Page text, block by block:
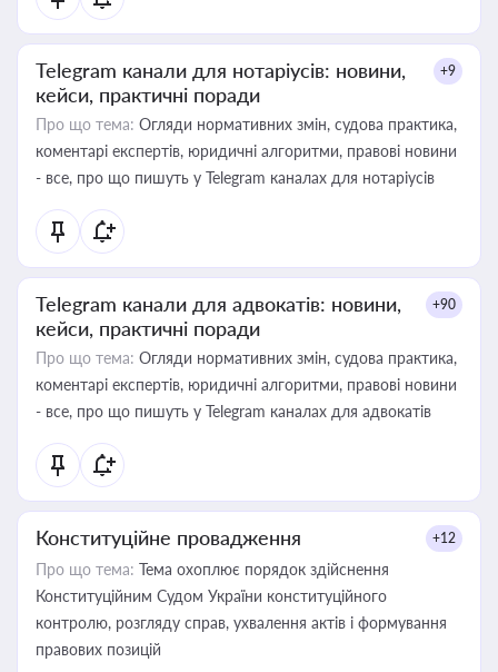
Telegram канали для нотаріусів: новини,
кейси, практичні поради
+9
Про що тема: Огляди нормативних змін, судова практика,
коментарі експертів, юридичні алгоритми, правові новини
- все, про що пишуть у Telegram каналах для нотаріусів
Telegram канали для адвокатів: новини,
кейси, практичні поради
+90
Про що тема: Огляди нормативних змін, судова практика,
коментарі експертів, юридичні алгоритми, правові новини
- все, про що пишуть у Telegram каналах для адвокатів
Конституційне провадження +12
Про що тема: Тема охоплює порядок здійснення
Конституційним Судом України конституційного
контролю, розгляду справ, ухвалення актів і формування
правових позицій